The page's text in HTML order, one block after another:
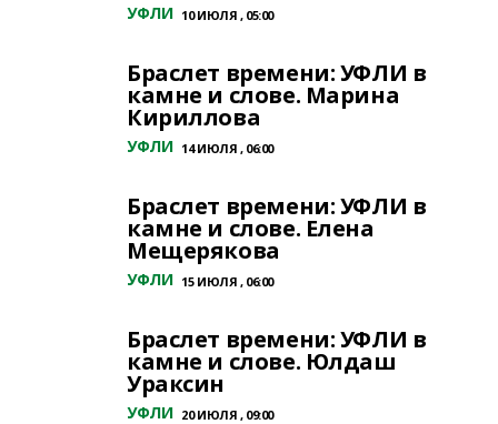
УФЛИ 10 ИЮЛЯ , 05:00
Браслет времени: УФЛИ в
камне и слове. Марина
Кириллова
УФЛИ 14 ИЮЛЯ , 06:00
Браслет времени: УФЛИ в
камне и слове. Елена
Мещерякова
УФЛИ 15 ИЮЛЯ , 06:00
Браслет времени: УФЛИ в
камне и слове. Юлдаш
Ураксин
УФЛИ 20 ИЮЛЯ , 09:00